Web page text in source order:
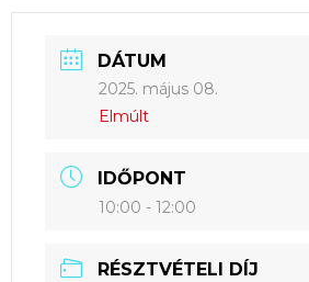
DÁTUM
2025. május 08.
Elmúlt
IDŐPONT
10:00 - 12:00
RÉSZTVÉTELI DÍJ